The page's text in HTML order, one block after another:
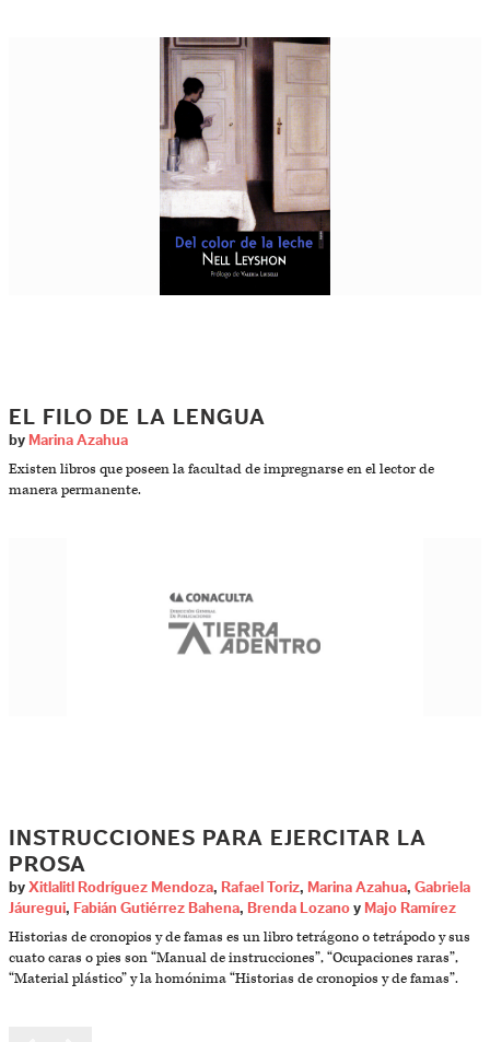
EL FILO DE LA LENGUA
by Marina Azahua
Existen libros que poseen la facultad de impregnarse en el lector de
manera permanente.
INSTRUCCIONES PARA EJERCITAR LA
PROSA
by Xitlalitl Rodríguez Mendoza, Rafael Toriz, Marina Azahua, Gabriela
Jáuregui, Fabián Gutiérrez Bahena, Brenda Lozano y Majo Ramírez
Historias de cronopios y de famas es un libro tetrágono o tetrápodo y sus
cuato caras o pies son “Manual de instrucciones”, “Ocupaciones raras”,
“Material plástico” y la homónima “Historias de cronopios y de famas”.